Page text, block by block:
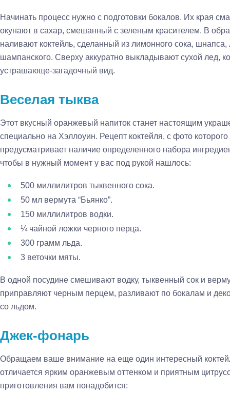
Начинать процесс нужно с подготовки бокалов. Их края
окунают в сахар, смешанный с зеленым красителем. В
наливают коктейль, сделанный из лимонного сока,
шампанского. Сверху аккуратно выкладывают сухой лед,
устрашающе-загадочный вид.
Веселая тыква
Этот вкусный оранжевый напиток станет настоящим
специально на Хэллоуин. Рецепт коктейля, с фото
предусматривает наличие определенного набора
чтобы в нужный момент у вас под рукой нашлось:
500 миллилитров тыквенного сока.
50 мл вермута “Бьянко”.
150 миллилитров водки.
¼ чайной ложки черного перца.
300 грамм льда.
3 веточки мяты.
В одной посудине смешивают водку, тыквенный сок и
приправляют черным перцем, разливают по бокалам и
со льдом.
Джек-фонарь
Обращаем ваше внимание на еще один интересный
отличается ярким оранжевым оттенком и приятным
приготовления вам понадобится: